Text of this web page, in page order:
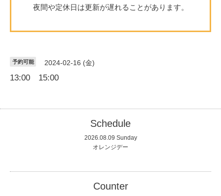
夜間や定休日は更新が遅れることがあります。
予約可能 2024-02-16 (金)
13:00 15:00
Schedule
2026.08.09 Sunday
オレンジデー
Counter